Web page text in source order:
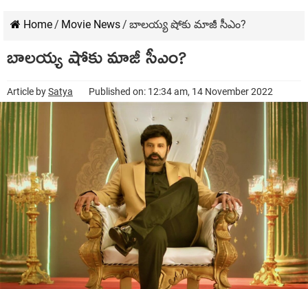
Home/ Movie News/ బాల‌య్య షోకు మాజీ సీఎం?
బాల‌య్య షోకు మాజీ సీఎం?
Article bySatya Published on: 12:34 am, 14 November 2022